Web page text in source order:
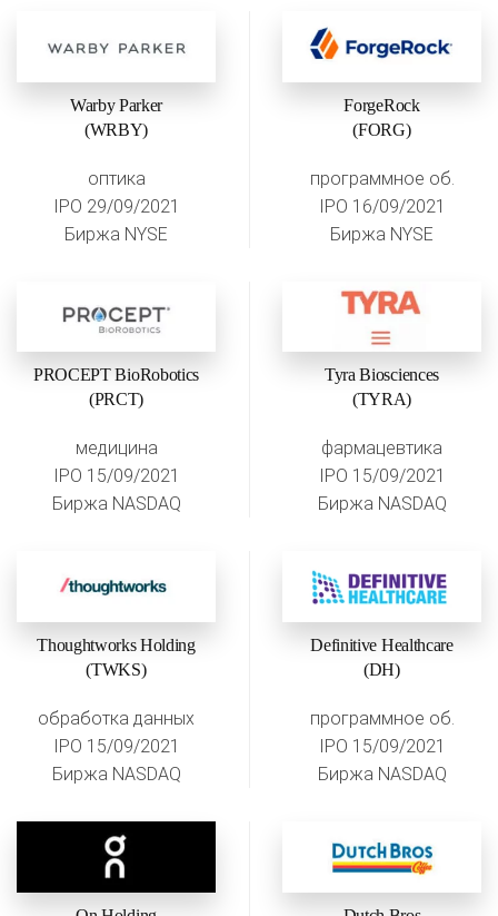
Warby Parker
(WRBY)
оптика
IPO 29/09/2021
Биржа NYSE
ForgeRock
(FORG)
программное об.
IPO 16/09/2021
Биржа NYSE
PROCEPT BioRobotics
(PRCT)
медицина
IPO 15/09/2021
Биржа NASDAQ
Tyra Biosciences
(TYRA)
фармацевтика
IPO 15/09/2021
Биржа NASDAQ
Thoughtworks Holding
(TWKS)
обработка данных
IPO 15/09/2021
Биржа NASDAQ
Definitive Healthcare
(DH)
программное об.
IPO 15/09/2021
Биржа NASDAQ